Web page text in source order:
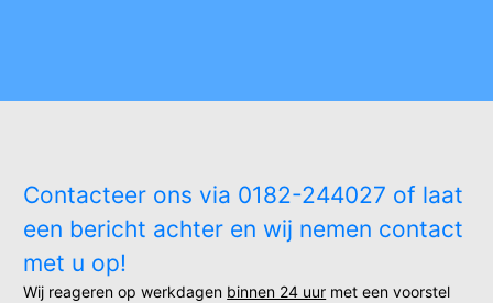
Contacteer ons via 0182-244027 of laat
een bericht achter en wij nemen contact
met u op!
Wij reageren op werkdagen binnen 24 uur met een voorstel